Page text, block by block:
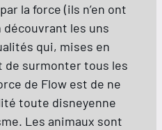
la force (ils n’en ont
découvrant les uns
qui, mises en
surmonter tous les
de Flow est de ne
toute disneyenne
Les animaux sont